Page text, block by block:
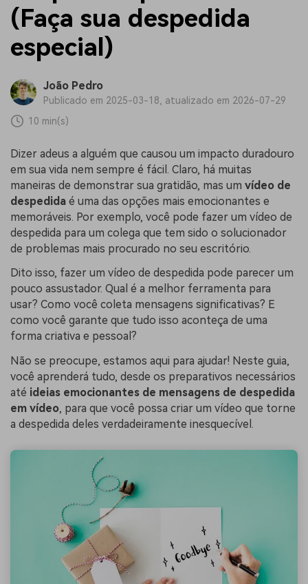
(Faça sua despedida
especial)
João Pedro
Publicado em 2025-03-18, atualizado em 2026-07-29
10 min(s)
Dizer adeus a alguém que causou um impacto duradouro
em sua vida nem sempre é fácil. Claro, há muitas
maneiras de demonstrar sua gratidão, mas um vídeo de
despedida é uma das opções mais emocionantes e
memoráveis. Por exemplo, você pode fazer um vídeo de
despedida para um colega que tem sido o solucionador
de problemas mais procurado no seu escritório.
Dito isso, fazer um vídeo de despedida pode parecer um
pouco assustador. Qual é a melhor ferramenta para
usar? Como você coleta mensagens significativas? E
como você garante que tudo isso aconteça de uma
forma criativa e pessoal?
Não se preocupe, estamos aqui para ajudar! Neste guia,
você aprenderá tudo, desde os preparativos necessários
até ideias emocionantes de mensagens de despedida
em vídeo, para que você possa criar um vídeo que torne
a despedida deles verdadeiramente inesquecível.